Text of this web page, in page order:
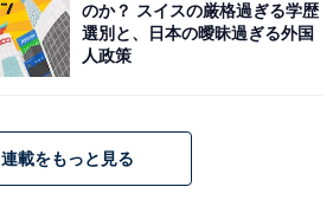
のか？ スイスの厳格過ぎる学歴
選別と、日本の曖昧過ぎる外国
人政策
連載をもっと見る